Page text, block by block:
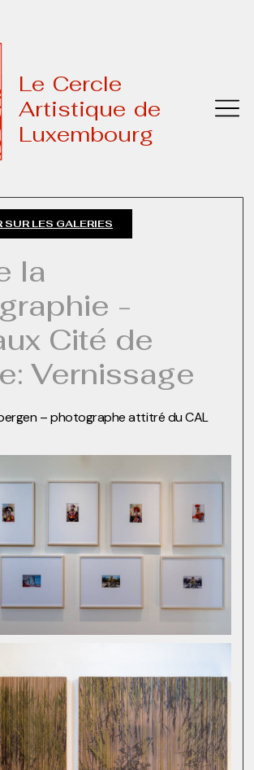
Le Cercle
Artistique de
Luxembourg
SUR LES GALERIES
la
-
Cité de
Vernissage
– photographe attitré du CAL